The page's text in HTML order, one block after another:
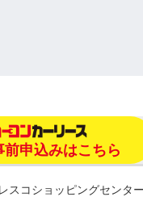
前申込みはこちら
スコショッピングセンタ